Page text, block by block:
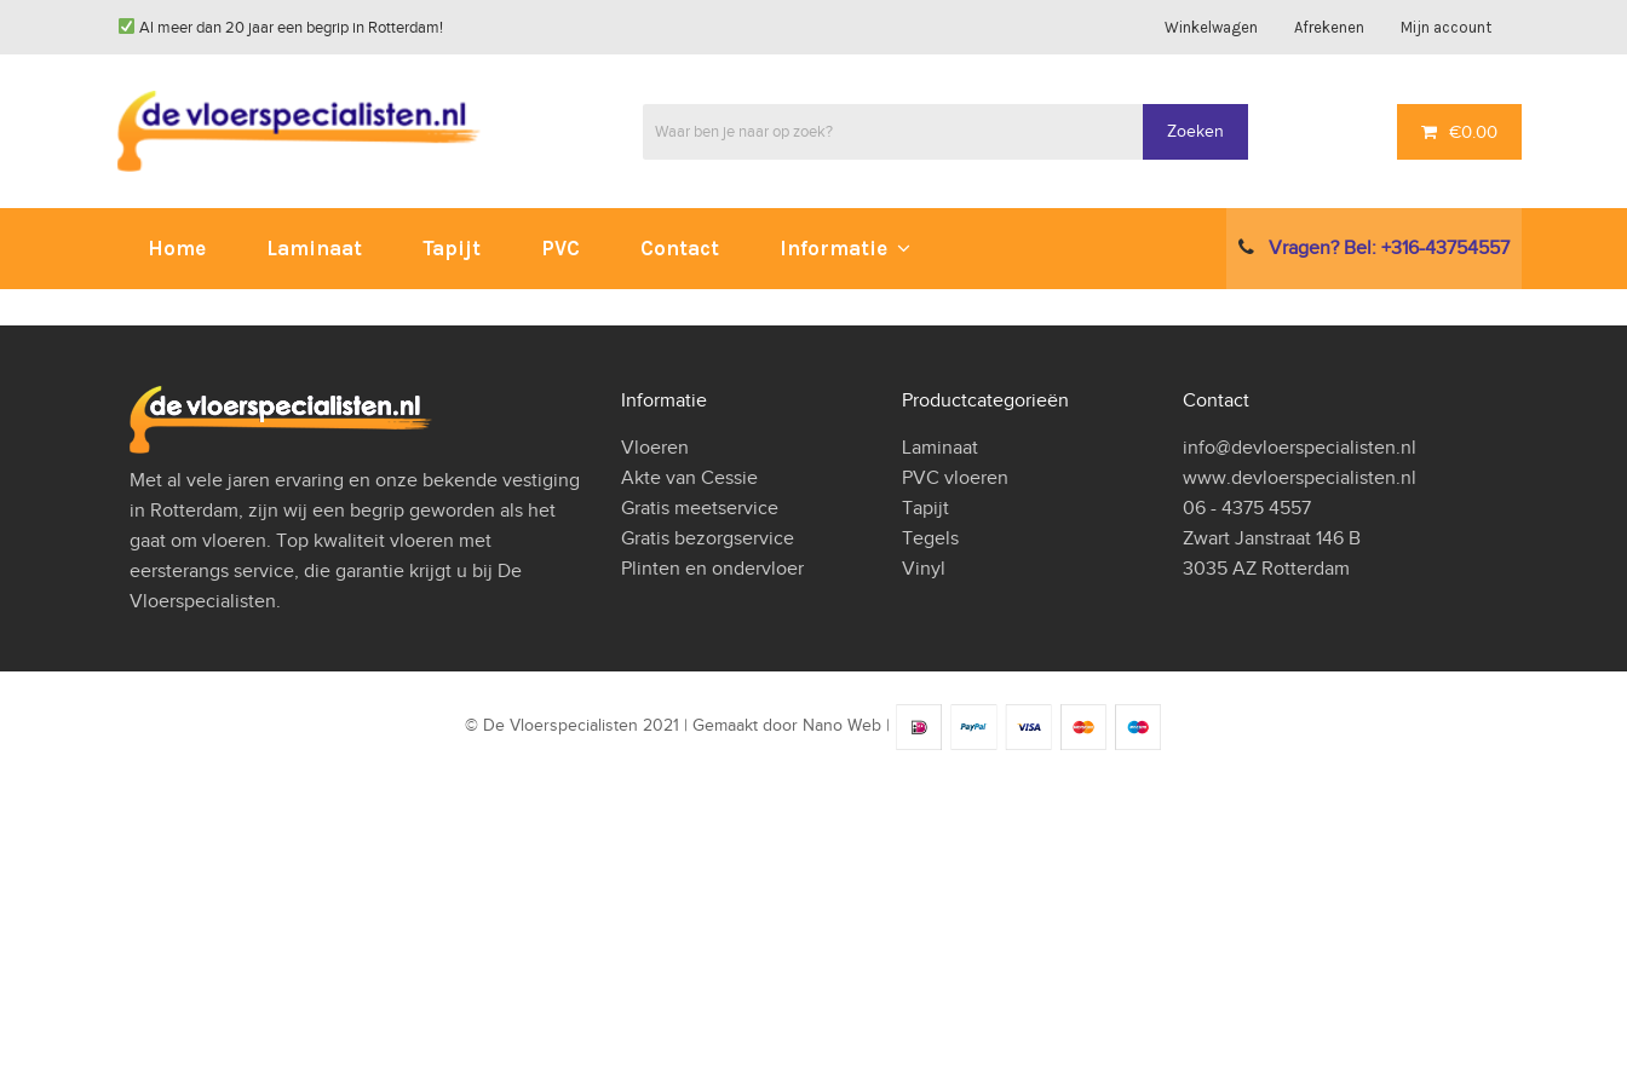
Al meer dan 20 jaar een begrip in Rotterdam! Winkelwagen Afrekenen Mijn account
Zoeken €0.00
Home Laminaat Tapijt PVC Contact Informatie Vragen? Bel: +316-43754557
Met al vele jaren ervaring en onze bekende vestiging
in Rotterdam, zijn wij een begrip geworden als het
gaat om vloeren. Top kwaliteit vloeren met
eersterangs service, die garantie krijgt u bij De
Vloerspecialisten.
Informatie
Vloeren
Akte van Cessie
Gratis meetservice
Gratis bezorgservice
Plinten en ondervloer
Productcategorieën
Laminaat
PVC vloeren
Tapijt
Tegels
Vinyl
Contact
info@devloerspecialisten.nl
www.devloerspecialisten.nl
06 - 4375 4557
Zwart Janstraat 146 B
3035 AZ Rotterdam
© De Vloerspecialisten 2021 | Gemaakt door Nano Web|